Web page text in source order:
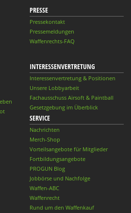
PRESSE
Pressekontakt
Pressemeldungen
Waffenrechts-FAQ
INTERESSENVERTRETUNG
Interessenvertretung & Positionen
Unsere Lobbyarbeit
Fachausschuss Airsoft & Paintball
Gesetzgebung im Überblick
SERVICE
Nachrichten
Merch-Shop
Vorteilsangebote für Mitglieder
Fortbildungsangebote
PROGUN Blog
Jobbörse und Nachfolge
Waffen-ABC
Waffenrecht
Rund um den Waffenkauf